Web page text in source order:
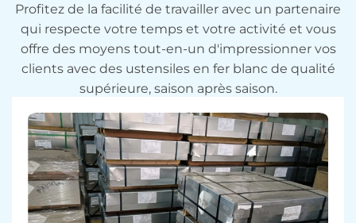
Profitez de la facilité de travailler avec un partenaire
qui respecte votre temps et votre activité et vous
offre des moyens tout-en-un d'impressionner vos
clients avec des ustensiles en fer blanc de qualité
supérieure, saison après saison.